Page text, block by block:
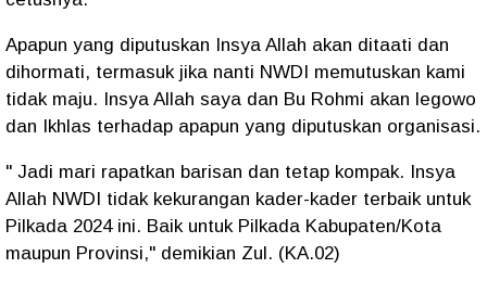
Apapun yang diputuskan Insya Allah akan ditaati dan
dihormati, termasuk jika nanti NWDI memutuskan kami
tidak maju. Insya Allah saya dan Bu Rohmi akan legowo
dan Ikhlas terhadap apapun yang diputuskan organisasi.
" Jadi mari rapatkan barisan dan tetap kompak. Insya
Allah NWDI tidak kekurangan kader-kader terbaik untuk
Pilkada 2024 ini. Baik untuk Pilkada Kabupaten/Kota
maupun Provinsi," demikian Zul. (KA.02)